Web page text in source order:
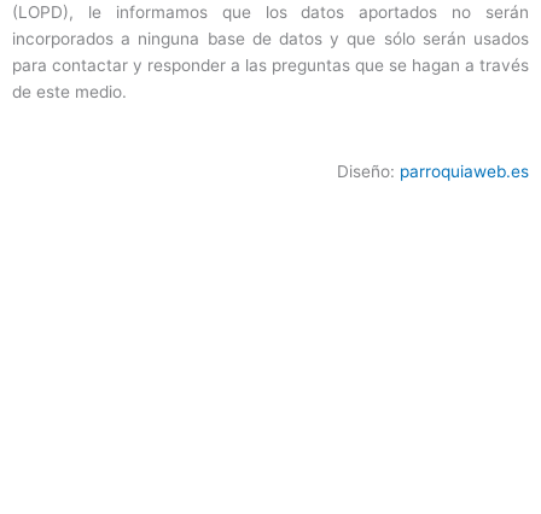
(LOPD), le informamos que los datos aportados no serán
incorporados a ninguna base de datos y que sólo serán usados
para contactar y responder a las preguntas que se hagan a través
de este medio.
Diseño: parroquiaweb.es